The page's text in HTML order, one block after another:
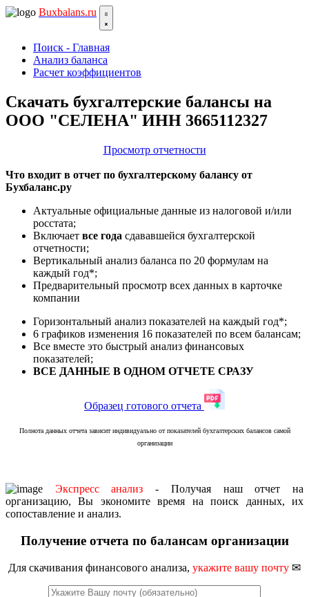
Buxbalans.ru
Поиск - Главная
Анализ баланса
Расчет коэффициентов
Скачать бухгалтерские балансы на
ООО "СЕЛЕНА" ИНН 3665112327
Просмотр отчетности
Что входит в отчет по бухгалтерскому балансу от
Бухбаланс.ру
Актуальные официальные данные из налоговой и/или
росстата;
Включает все года сдававшейся бухгалтерской
отчетности;
Вертикальный анализ баланса по 20 формулам на
каждый год*;
Предварительный просмотр всех данных в карточке
компании
Горизонтальный анализ показателей на каждый год*;
6 графиков изменения 16 показателей по всем балансам;
Все вместе это быстрый анализ финансовых
показателей;
ВСЕ ДАННЫЕ В ОДНОМ ОТЧЕТЕ СРАЗУ
Образец готового отчета
Полнота данных отчета зависит индивидуально от показателей бухгалтерских балансов самой
организации
Экспресс анализ - Получая наш отчет на
организацию, Вы экономите время на поиск данных, их
сопоставление и анализ.
Получение отчета по балансам организации
Для скачивания финансового анализа, укажите вашу почту ✉